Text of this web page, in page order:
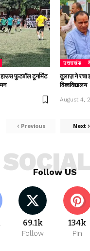
फुटबॉल टूर्नामेंट
उत्तराखंड
तुलाज़ ने रचा
विश्वविद्यालय
August 4,
Previous Next
Follow US
69.1k
Follow
134k
Pin